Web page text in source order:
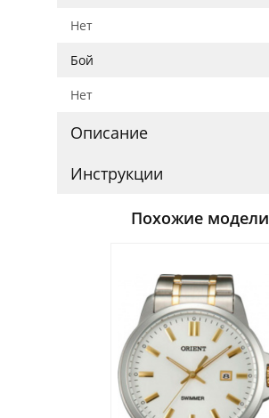
Нет
Бой
Нет
Описание
Инструкции
Похожие модели